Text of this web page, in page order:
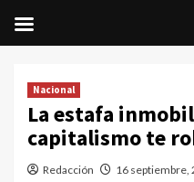
contenido
Nacional
La estafa
capitalismo te
Redacción 16 septiembre,